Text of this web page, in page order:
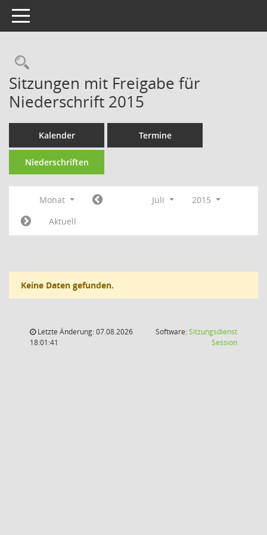
Toggle navigation
Rechercheauswahl
Sitzungen mit Freigabe für
Niederschrift 2015
Kalender Termine
Niederschriften
Monat Juli
2015
Aktuell
Keine Daten gefunden.
Letzte Änderung: 07.08.2026
18:01:41
Software:Sitzungsdienst
Session(Wird in